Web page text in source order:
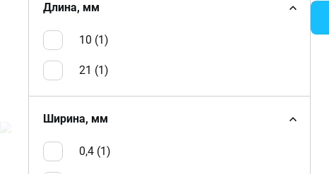
Длина, мм
10 (1)
21 (1)
Ширина, мм
0,4 (1)